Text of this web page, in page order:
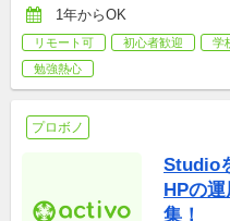
1年からOK
リモート可 初心者歓迎 学
勉強熱心
プロボノ
Studio
HPの
集！